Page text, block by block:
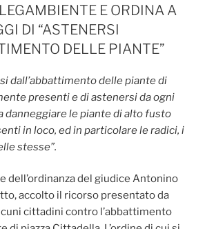
E ORDINA A
DI “ASTENERSI
DELLE PIANTE”
dall’abbattimento delle piante di
presenti e di astenersi da ogni
danneggiare le piante di alto fusto
in loco, ed in particolare le radici, i
stesse”.
dell’ordinanza del giudice Antonino
accolto il ricorso presentato da
cittadini contro l’abbattimento